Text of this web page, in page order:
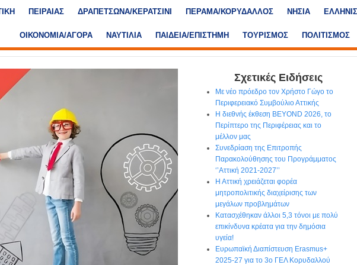
ΠΕΙΡΑΙΑΣ ΔΡΑΠΕΤΣΩΝΑ/ΚΕΡΑΤΣΙΝΙ ΠΕΡΑΜΑ/ΚΟΡΥΔΑΛΛΟΣ ΝΗΣΙΑ
ΟΙΚΟΝΟΜΙΑ/ΑΓΟΡΑ ΝΑΥΤΙΛΙΑ ΠΑΙΔΕΙΑ/ΕΠΙΣΤΗΜΗ ΤΟΥΡΙΣΜΟΣ ΠΟΛΙΤΙΣΜΟΣ
Σχετικές Ειδήσεις
Με νέο πρόεδρο τον Χρήστο Γώγο το
Περιφερειακό Συμβούλιο Αττικής
Η διεθνής έκθεση BEYOND 2026, το
Περίπτερο της Περιφέρειας και το
μέλλον μας
Συνεδρίαση της Επιτροπής
Παρακολούθησης του Προγράμματος
‘’Αττική 2021-2027’’
Η Αττική χρειάζεται φορέα
μητροπολιτικής διαχείρισης των
μεγάλων προβλημάτων
Κατασχέθηκαν άλλοι 5,3 τόνοι με πολύ
επικίνδυνα κρέατα για την δημόσια
υγεία!
Ευρωπαϊκή Διαπίστευση Erasmus+
2025-27 για το 3ο ΓΕΛ Κορυδαλλού